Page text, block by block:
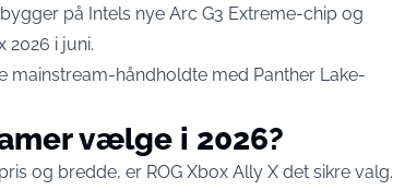
på Intels nye Arc G3 Extreme-chip og
2026 i juni.
mainstream-håndholdte med Panther Lake-
vælge i 2026?
og bredde, er ROG Xbox Ally X det sikre valg.